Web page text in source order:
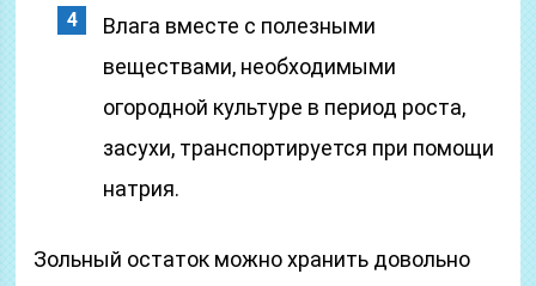
Влага вместе с полезными
веществами, необходимыми
огородной культуре в период роста,
засухи, транспортируется при помощи
натрия.
Зольный остаток можно хранить довольно